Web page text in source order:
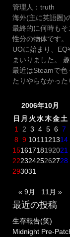
管理人：truth
海外(主に英語圏)
最終的に何時もそ
性分の物体です。
UOに始まり、
まいりました。
最近はSteamで色
たりやらなかった
2006年10月
日 月 火水木金土
1
2 3 4 5 6 7
8 9 1011 121314
15161718192021
22232425262728
293031
« 9月 11月 »
最近の投稿
生存報告(笑)
Midnight Pre-